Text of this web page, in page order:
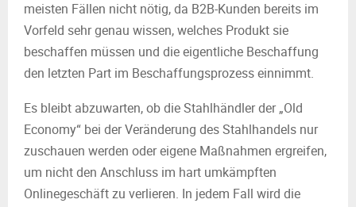
meisten Fällen nicht nötig, da B2B-Kunden bereits im
Vorfeld sehr genau wissen, welches Produkt sie
beschaffen müssen und die eigentliche Beschaffung
den letzten Part im Beschaffungsprozess einnimmt.
Es bleibt abzuwarten, ob die Stahlhändler der „Old
Economy“ bei der Veränderung des Stahlhandels nur
zuschauen werden oder eigene Maßnahmen ergreifen,
um nicht den Anschluss im hart umkämpften
Onlinegeschäft zu verlieren. In jedem Fall wird die